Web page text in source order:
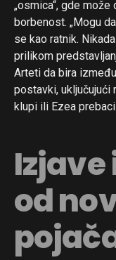
„osmica“, gde
borbenost. „Mogu
se kao ratnik.
prilikom
Arteti da bira
postavki, uključujući
klupi ili Ezea
od